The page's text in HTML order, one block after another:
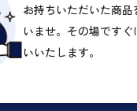
お持ちいただいた商品
いませ。その場です
いいたします。